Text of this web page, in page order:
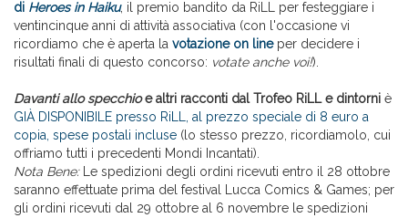
di Heroes in Haiku, il premio bandito da RiLL per festeggiare i
ventincinque anni di attività associativa (con l'occasione vi
ricordiamo che è aperta la votazione on lineper decidere i
risultati finali di questo concorso: votate anche voi!).
Davanti allo specchioe altri racconti dal Trofeo RiLL e dintorni è
GIÀ DISPONIBILE presso RiLL, al prezzo speciale di 8 euro a
copia, spese postali incluse (lo stesso prezzo, ricordiamolo, cui
offriamo tutti i precedenti Mondi Incantati).
Nota Bene:Le spedizioni degli ordini ricevuti entro il 28 ottobre
saranno effettuate prima del festival Lucca Comics & Games; per
gli ordini ricevuti dal 29 ottobre al 6 novembre le spedizioni